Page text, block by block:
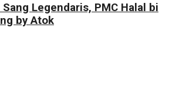
Legendaris, PMC Halal bi
by Atok